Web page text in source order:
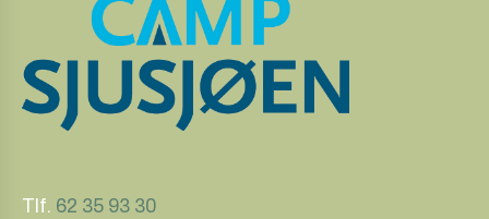
Tlf. 62 35 93 30